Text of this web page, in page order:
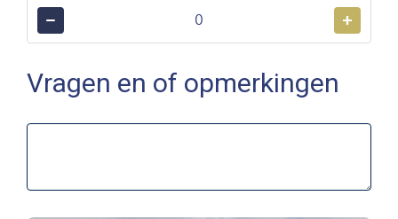
− +
Vragen en of opmerkingen